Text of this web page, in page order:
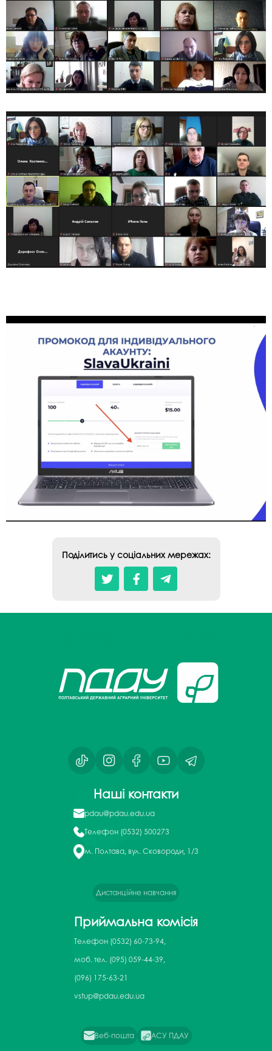
Поділитись у соціальних мережах:
Наші контакти
pdau@pdau.edu.ua
Телефон (0532) 500273
м. Полтава, вул. Сковороди, 1/3
Дистанційне навчання
Приймальна комісія
Телефон (0532) 60-73-94,
моб. тел. (095) 059-44-39,
(096) 175-63-21
vstup@pdau.edu.ua
Веб-пошта АСУ ПДАУ